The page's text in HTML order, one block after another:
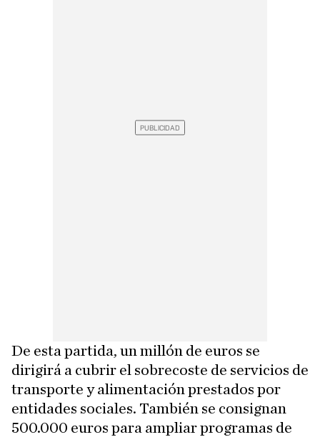
De esta partida, un millón de euros se
dirigirá a cubrir el sobrecoste de servicios de
transporte y alimentación prestados por
entidades sociales. También se consignan
500.000 euros para ampliar programas de